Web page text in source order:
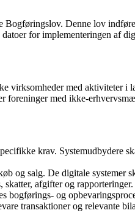
Denne lov
for implementeringen af
med aktiviteter i
med ikke-
krav. Systemudbydere
og salg. De digitale systemer
afgifter og
bogførings- og
transaktioner og relevante